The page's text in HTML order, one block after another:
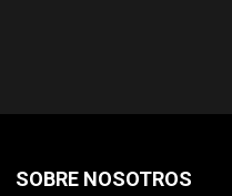
SOBRE NOSOTROS